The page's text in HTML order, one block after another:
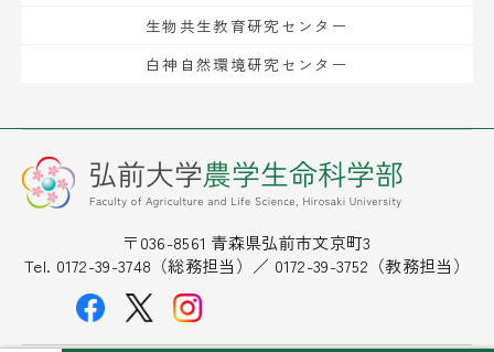
生物共生教育研究センター
白神自然環境研究センター
〒036-8561 青森県弘前市文京町3
Tel. 0172-39-3748（総務担当）／ 0172-39-3752（教務担当）